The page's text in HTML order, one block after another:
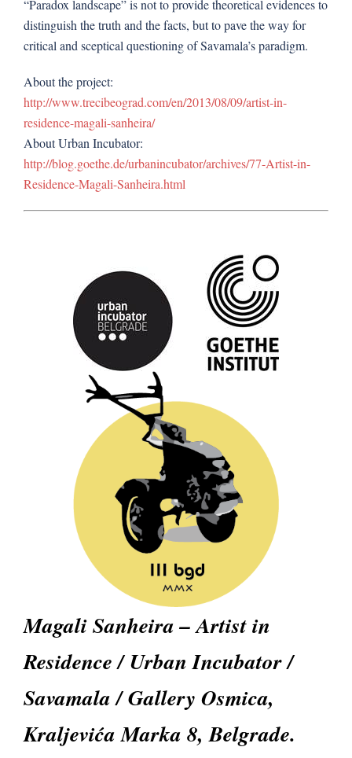
“Paradox landscape” is not to provide theoretical evidences to
distinguish the truth and the facts, but to pave the way for
critical and sceptical questioning of Savamala’s paradigm.
About the project:
http://www.trecibeograd.com/en/2013/08/09/artist-in-
residence-magali-sanheira/
About Urban Incubator:
http://blog.goethe.de/urbanincubator/archives/77-Artist-in-
Residence-Magali-Sanheira.html
Magali Sanheira – Artist in
Residence / Urban Incubator /
Savamala / Gallery Osmica,
Kraljevića Marka 8, Belgrade.